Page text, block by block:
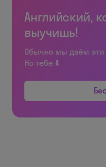
Английский,
выучишь!
Обычно мы даём эти
Но тебе ⬇️